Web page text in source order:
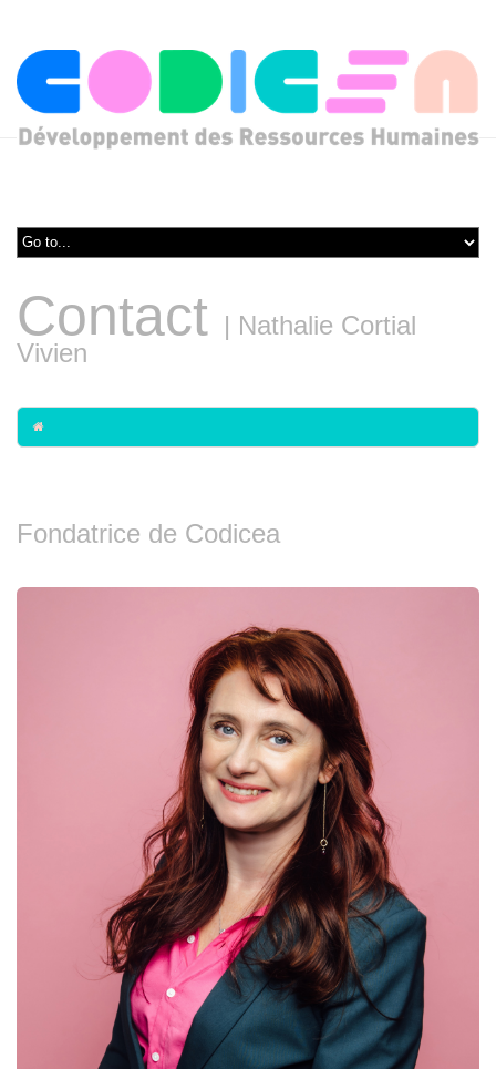
Contact | Nathalie Cortial
Vivien
Fondatrice de Codicea